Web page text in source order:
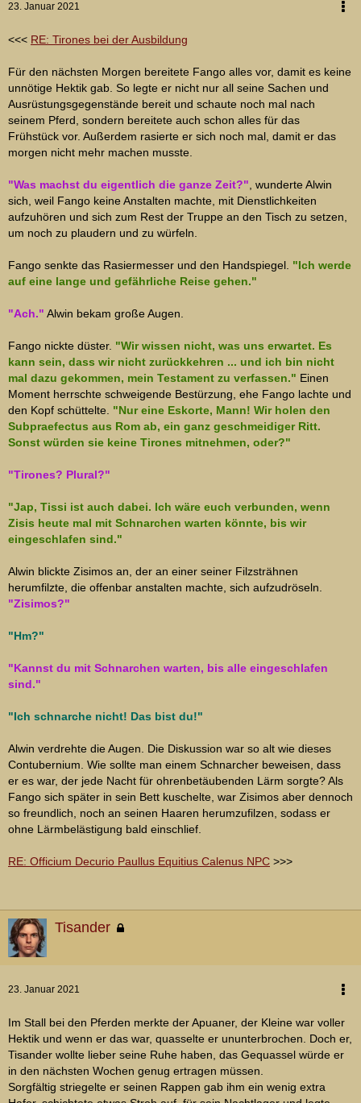
23. Januar 2021
<<< RE: Tirones bei der Ausbildung
Für den nächsten Morgen bereitete Fango alles vor, damit es keine
unnötige Hektik gab. So legte er nicht nur all seine Sachen und
Ausrüstungsgegenstände bereit und schaute noch mal nach
seinem Pferd, sondern bereitete auch schon alles für das
Frühstück vor. Außerdem rasierte er sich noch mal, damit er das
morgen nicht mehr machen musste.
"Was machst du eigentlich die ganze Zeit?" , wunderte Alwin
sich, weil Fango keine Anstalten machte, mit Dienstlichkeiten
aufzuhören und sich zum Rest der Truppe an den Tisch zu setzen,
um noch zu plaudern und zu würfeln.
Fango senkte das Rasiermesser und den Handspiegel. "Ich werde
auf eine lange und gefährliche Reise gehen."
"Ach." Alwin bekam große Augen.
Fango nickte düster. "Wir wissen nicht, was uns erwartet. Es
kann sein, dass wir nicht zurückkehren ... und ich bin nicht
mal dazu gekommen, mein Testament zu verfassen." Einen
Moment herrschte schweigende Bestürzung, ehe Fango lachte und
den Kopf schüttelte. "Nur eine Eskorte, Mann! Wir holen den
Subpraefectus aus Rom ab, ein ganz geschmeidiger Ritt.
Sonst würden sie keine Tirones mitnehmen, oder?"
"Tirones? Plural?"
"Jap, Tissi ist auch dabei. Ich wäre euch verbunden, wenn
Zisis heute mal mit Schnarchen warten könnte, bis wir
eingeschlafen sind."
Alwin blickte Zisimos an, der an einer seiner Filzsträhnen
herumfilzte, die offenbar anstalten machte, sich aufzudröseln.
"Zisimos?"
"Hm?"
"Kannst du mit Schnarchen warten, bis alle eingeschlafen
sind."
"Ich schnarche nicht! Das bist du!"
Alwin verdrehte die Augen. Die Diskussion war so alt wie dieses
Contubernium. Wie sollte man einem Schnarcher beweisen, dass
er es war, der jede Nacht für ohrenbetäubenden Lärm sorgte? Als
Fango sich später in sein Bett kuschelte, war Zisimos aber dennoch
so freundlich, noch an seinen Haaren herumzufilzen, sodass er
ohne Lärmbelästigung bald einschlief.
RE: Officium Decurio Paullus Equitius Calenus NPC >>>
Tisander
23. Januar 2021
Im Stall bei den Pferden merkte der Apuaner, der Kleine war voller
Hektik und wenn er das war, quasselte er ununterbrochen. Doch er,
Tisander wollte lieber seine Ruhe haben, das Gequassel würde er
in den nächsten Wochen genug ertragen müssen.
Sorgfältig striegelte er seinen Rappen gab ihm ein wenig extra